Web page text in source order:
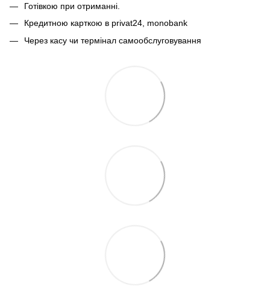
Готівкою при отриманні.
Кредитною карткою в privat24, monobank
Через касу чи термінал самообслуговування